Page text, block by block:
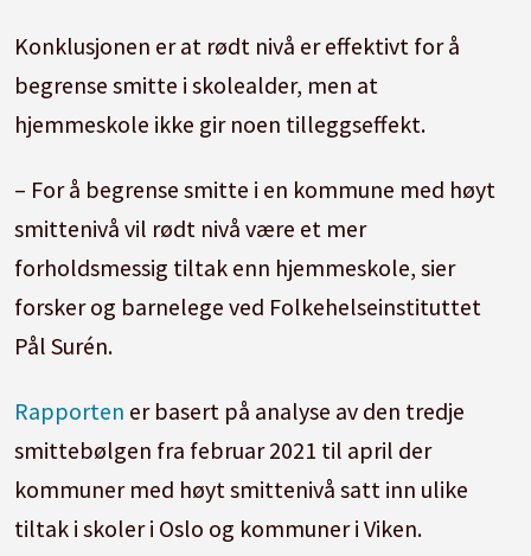
Konklusjonen er at rødt nivå er effektivt for å
begrense smitte i skolealder, men at
hjemmeskole ikke gir noen tilleggseffekt.
– For å begrense smitte i en kommune med høyt
smittenivå vil rødt nivå være et mer
forholdsmessig tiltak enn hjemmeskole, sier
forsker og barnelege ved Folkehelseinstituttet
Pål Surén.
Rapporten er basert på analyse av den tredje
smittebølgen fra februar 2021 til april der
kommuner med høyt smittenivå satt inn ulike
tiltak i skoler i Oslo og kommuner i Viken.